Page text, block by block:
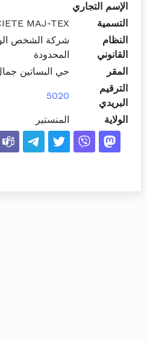
الإسم التجاري
التسمية
MAJ-TEX
النظام
القانوني
شركة الشخص
المحدودة
المقر
حي البساتين
الترقيم
البريدي
5020
الولاية المنستير